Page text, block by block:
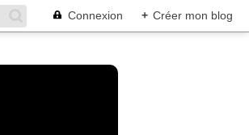
Connexion + Créer mon blog